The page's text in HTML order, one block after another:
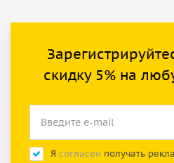
скидку 5% на
Я согласен получать